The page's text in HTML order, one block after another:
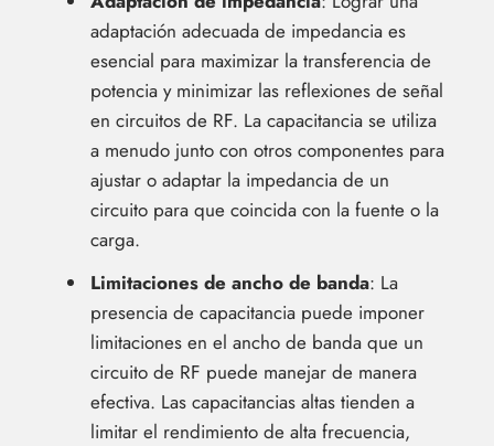
adaptación adecuada de impedancia es
esencial para maximizar la transferencia de
potencia y minimizar las reflexiones de señal
en circuitos de RF. La capacitancia se utiliza
a menudo junto con otros componentes para
ajustar o adaptar la impedancia de un
circuito para que coincida con la fuente o la
carga.
Limitaciones de ancho de banda: La
presencia de capacitancia puede imponer
limitaciones en el ancho de banda que un
circuito de RF puede manejar de manera
efectiva. Las capacitancias altas tienden a
limitar el rendimiento de alta frecuencia,